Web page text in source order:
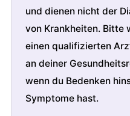
und dienen nicht der
von Krankheiten. Bitte
einen qualifizierten
an deiner
wenn du Bedenken
Symptome hast.